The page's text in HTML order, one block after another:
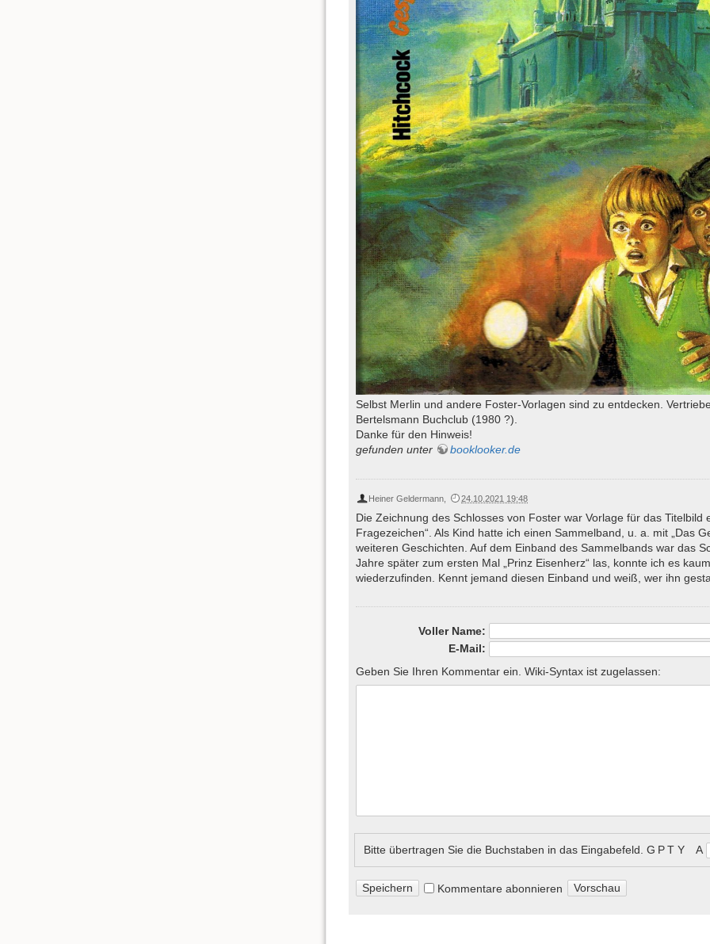
Selbst Merlin und andere Foster-Vorlagen sind zu entdecken.
Bertelsmann Buchclub (1980 ?).
Danke für den Hinweis!
gefunden unter
booklooker.de
Heiner Geldermann 24.10.2021 19:48
Die Zeichnung des Schlosses von Foster war Vorlage für das Titelbild
Fragezeichen“. Als Kind hatte ich einen Sammelband, u. a. mit „Das
weiteren Geschichten. Auf dem Einband des Sammelbands war das
Jahre später zum ersten Mal „Prinz Eisenherz“ las, konnte ich es
wiederzufinden. Kennt jemand diesen Einband und weiß, wer ihn
Voller Name:
E-Mail:
Geben Sie Ihren Kommentar ein. Wiki-Syntax ist zugelassen:
Bitte übertragen Sie die Buchstaben in das Eingabefeld. G P T᠎ Y A
Kommentare abonnieren